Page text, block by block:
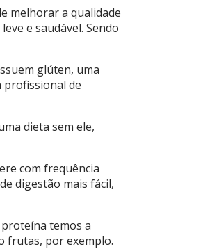
melhorar a qualidade
e saudável. Sendo
glúten, uma
profissional de
dieta sem ele,
com frequência
digestão mais fácil,
temos a
frutas, por exemplo.